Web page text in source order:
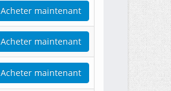
Acheter maintenant
Acheter maintenant
Acheter maintenant